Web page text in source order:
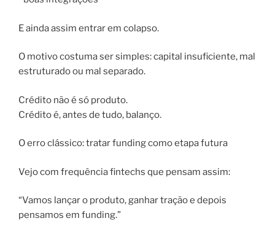
E ainda assim entrar em colapso.
O motivo costuma ser simples: capital insuficiente, mal
estruturado ou mal separado.
Crédito não é só produto.
Crédito é, antes de tudo, balanço.
O erro clássico: tratar funding como etapa futura
Vejo com frequência fintechs que pensam assim:
“Vamos lançar o produto, ganhar tração e depois
pensamos em funding.”